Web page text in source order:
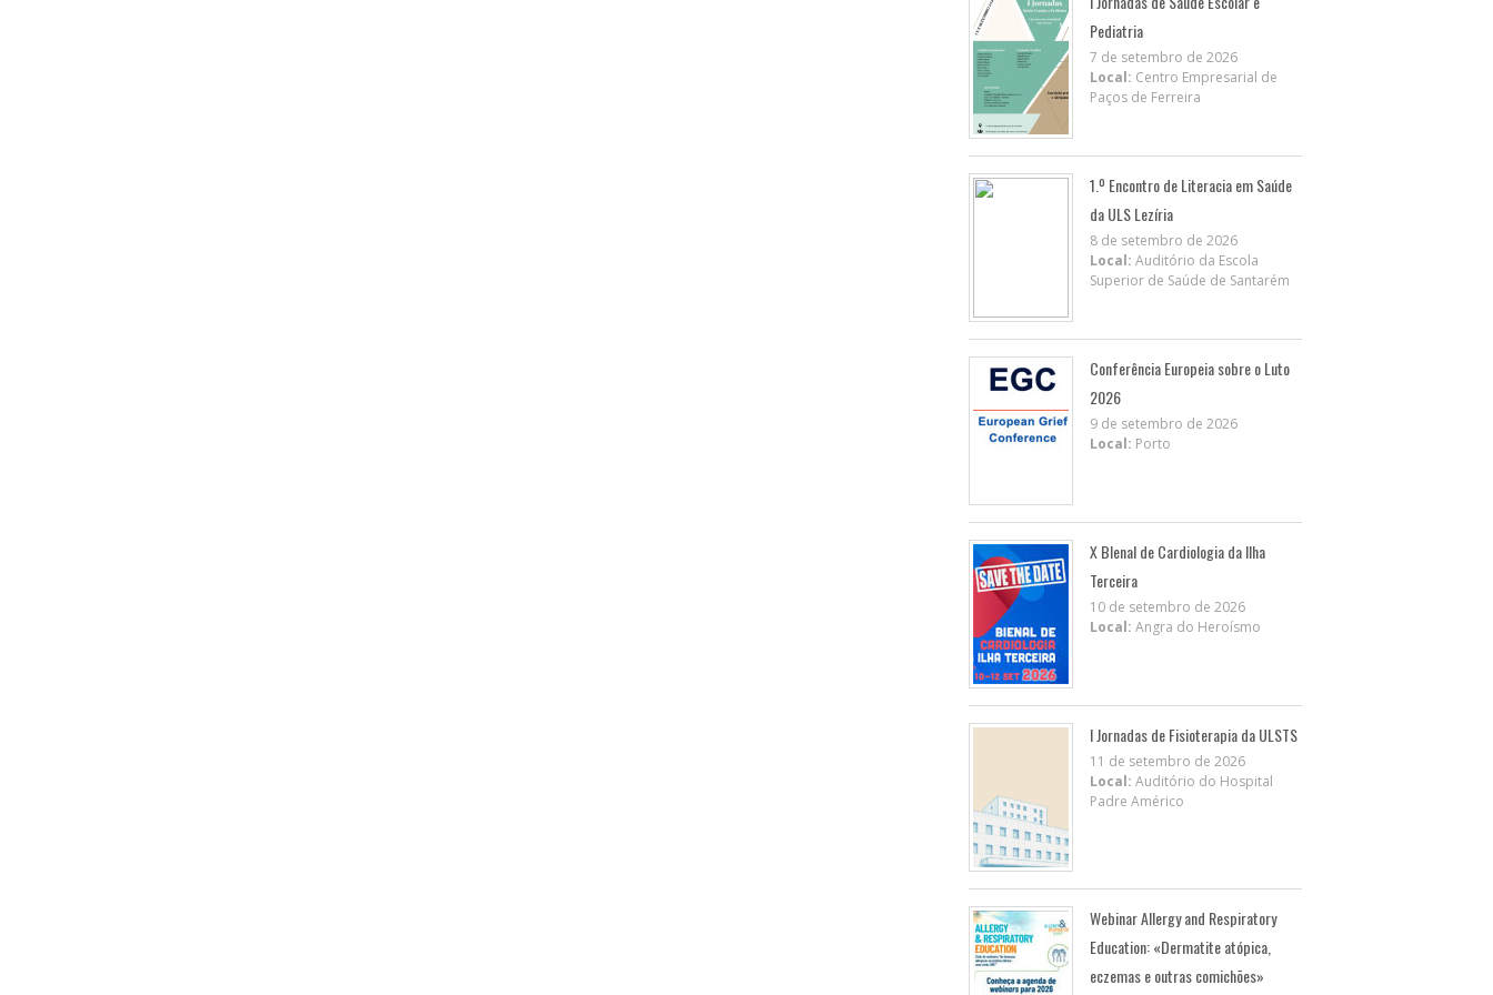
Pediatria
7 de setembro de 2026
Local: Centro Empresarial de
Paços de Ferreira
1.º Encontro de Literacia em Saúde
da ULS Lezíria
8 de setembro de 2026
Local: Auditório da Escola
Superior de Saúde de Santarém
Conferência Europeia sobre o Luto
2026
9 de setembro de 2026
Local: Porto
X BIenal de Cardiologia da Ilha
Terceira
10 de setembro de 2026
Local: Angra do Heroísmo
I Jornadas de Fisioterapia da ULSTS
11 de setembro de 2026
Local: Auditório do Hospital
Padre Américo
Webinar Allergy and Respiratory
Education: «Dermatite atópica,
eczemas e outras comichões»